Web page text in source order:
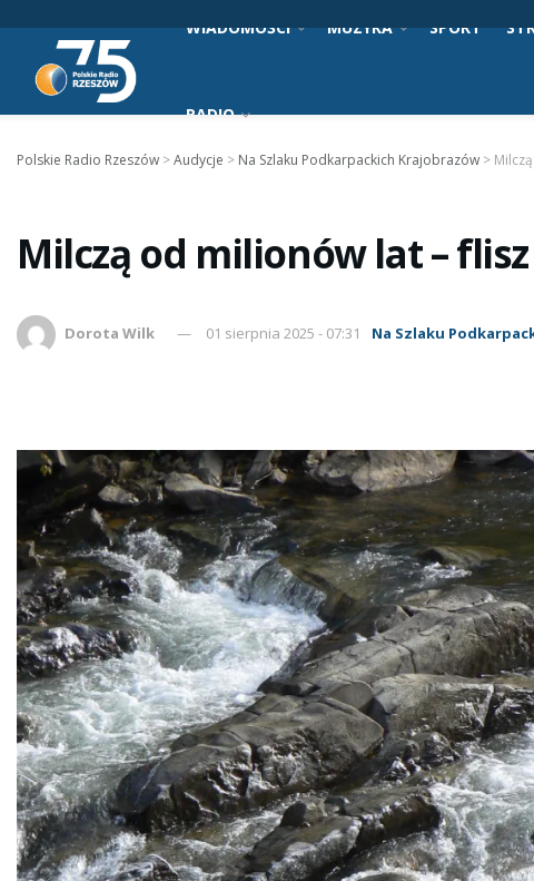
WIADOMOŚCI MUZYKA SPORT
RADIO
Polskie Radio Rzeszów >Audycje > Na Szlaku Podkarpackich Krajobrazów >
Milczą od milionów lat –
Dorota Wilk 01 sierpnia 2025 - 07:31 Na Szlaku